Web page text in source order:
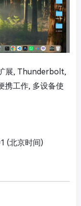
展, Thunderbolt,
携工作, 多设备使
(北京时间)